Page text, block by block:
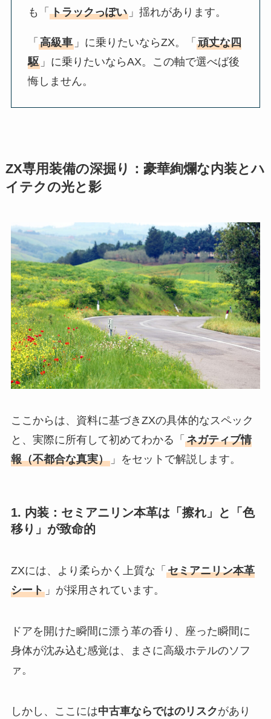
も「 トラックっぽい」揺れがあります。
「 高級車」に乗りたいならZX。「 頑丈な四
駆」に乗りたいならAX。この軸で選べば後
悔しません。
ZX専用装備の深掘り：豪華絢爛な内装とハ
イテクの光と影
ここからは、資料に基づきZXの具体的なスペック
と、実際に所有して初めてわかる「 ネガティブ情
報（不都合な真実）」をセットで解説します。
1. 内装：セミアニリン本革は「擦れ」と「色
移り」が致命的
ZXには、より柔らかく上質な「 セミアニリン本革
シート」が採用されています。
ドアを開けた瞬間に漂う革の香り、座った瞬間に
身体が沈み込む感覚は、まさに高級ホテルのソフ
ァ。
しかし、ここには中古車ならではのリスクがあり